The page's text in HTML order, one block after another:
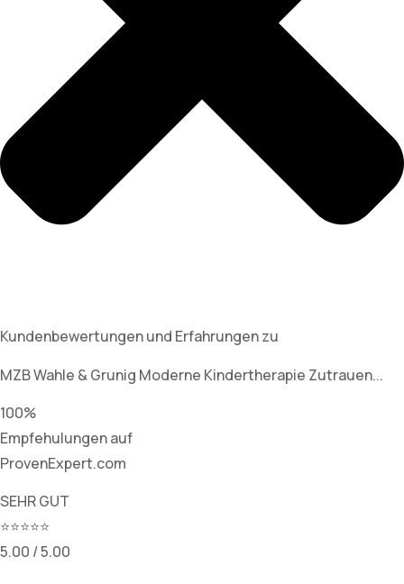
Kundenbewertungen und Erfahrungen zu
MZB Wahle & Grunig Moderne Kindertherapie Zutrauen...
100%
Empfehulungen auf
ProvenExpert.com
SEHR GUT
⭐⭐⭐⭐⭐
5.00 / 5.00